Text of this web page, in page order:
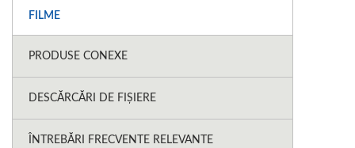
FILME
PRODUSE CONEXE
DESCĂRCĂRI DE FIȘIERE
ÎNTREBĂRI FRECVENTE RELEVANTE